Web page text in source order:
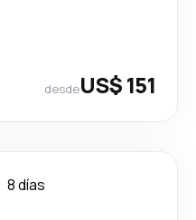
desdeUS$ 151
8 días